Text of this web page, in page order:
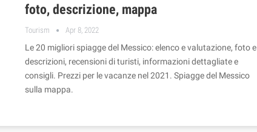
foto, descrizione, mappa
Tourism Apr 8, 2022
Le 20 migliori spiagge del Messico: elenco e valutazione, foto e
descrizioni, recensioni di turisti, informazioni dettagliate e
consigli. Prezzi per le vacanze nel 2021. Spiagge del Messico
sulla mappa.